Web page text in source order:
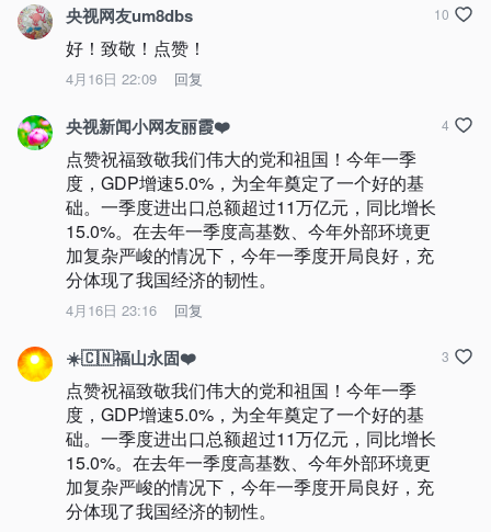
央视网友um8dbs
好！致敬！点赞！
4月16日 22:09 回复
10
央视新闻小网友丽霞❤️
点赞祝福致敬我们伟大的党和祖国！今年一季
度，GDP增速5.0%，为全年奠定了一个好的基
础。一季度进出口总额超过11万亿元，同比增长
15.0%。在去年一季度高基数、今年外部环境更
加复杂严峻的情况下，今年一季度开局良好，充
分体现了我国经济的韧性。
4月16日 23:16 回复
4
☀️🇨🇳福山永固❤️
点赞祝福致敬我们伟大的党和祖国！今年一季
度，GDP增速5.0%，为全年奠定了一个好的基
础。一季度进出口总额超过11万亿元，同比增长
15.0%。在去年一季度高基数、今年外部环境更
加复杂严峻的情况下，今年一季度开局良好，充
分体现了我国经济的韧性。
3